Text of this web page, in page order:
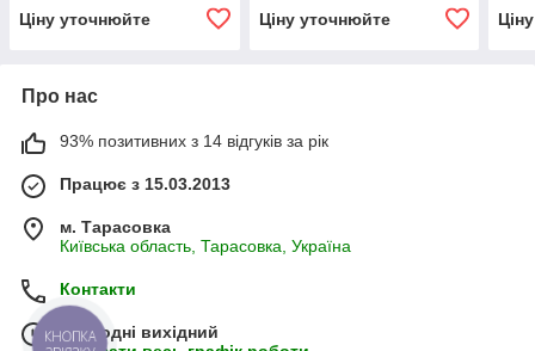
Ціну уточнюйте
Ціну уточнюйте
Про нас
93% позитивних з 14 відгуків за рік
Працює з 15.03.2013
м. Тарасовка
Київська область, Тарасовка, Україна
Контакти
Сьогодні вихідний
КНОПКА